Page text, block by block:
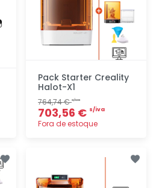
Pack Starter Creality
Halot-X1
764,74 €s/iva
703,56 € s/iva
Fora de estoque